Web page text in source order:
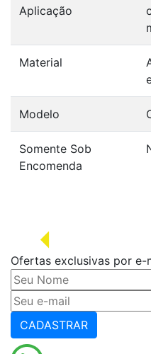
Aplicação
Material
Modelo
Somente Sob
Encomenda
Ofertas exclusivas por e-
CADASTRAR